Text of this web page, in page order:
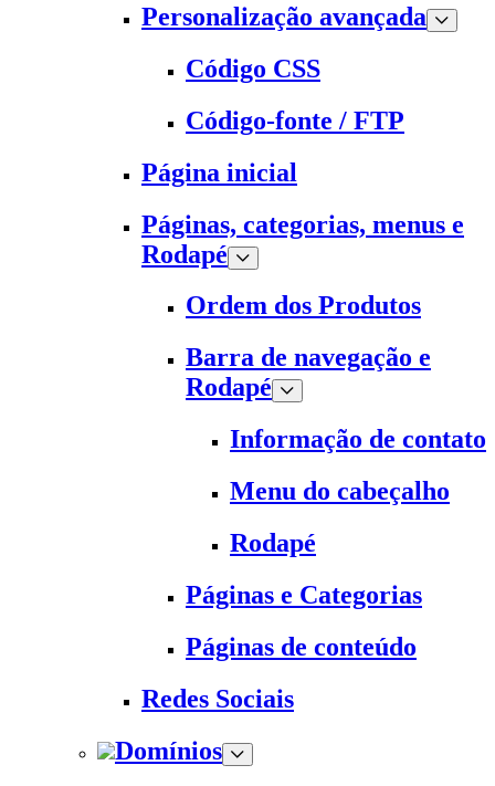
Personalização avançada
Código CSS
Código-fonte / FTP
Página inicial
Páginas, categorias, menus e
Rodapé
Ordem dos Produtos
Barra de navegação e
Rodapé
Informação de contato
Menu do cabeçalho
Rodapé
Páginas e Categorias
Páginas de conteúdo
Redes Sociais
Domínios